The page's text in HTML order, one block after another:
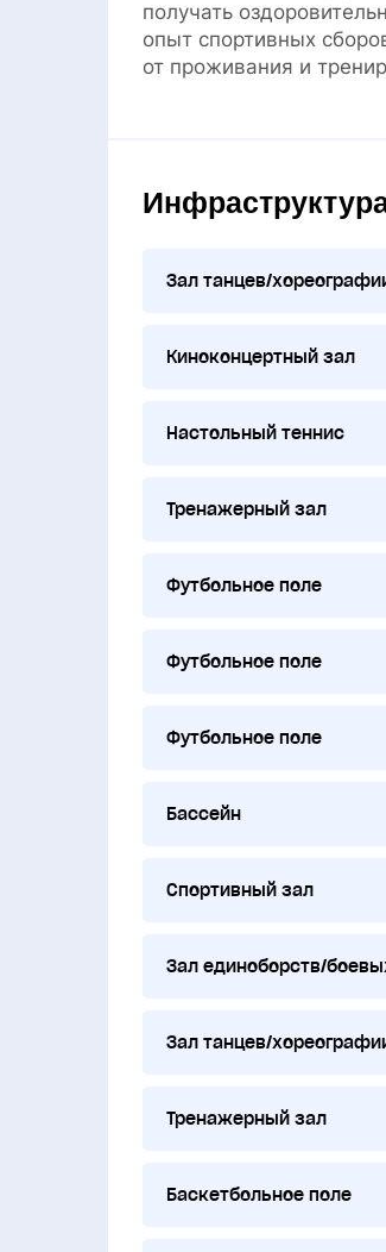
получать
опыт спортивных
от проживания и
Зал танцев/
Киноконцертный зал
Настольный теннис
Тренажерный зал
Футбольное поле
Футбольное поле
Футбольное поле
Бассейн
Спортивный зал
Зал единоборств/
Зал танцев/
Тренажерный зал
Баскетбольное поле